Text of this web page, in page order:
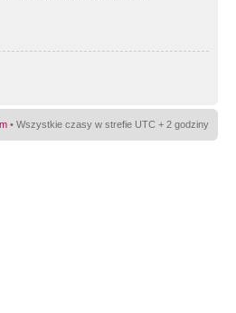
• Wszystkie czasy w strefie UTC + 2 godziny